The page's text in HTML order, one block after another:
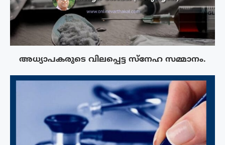
അധ്യാപകരുടെ വിലപ്പെട്ട സ്നേഹ സമ്മാനം.